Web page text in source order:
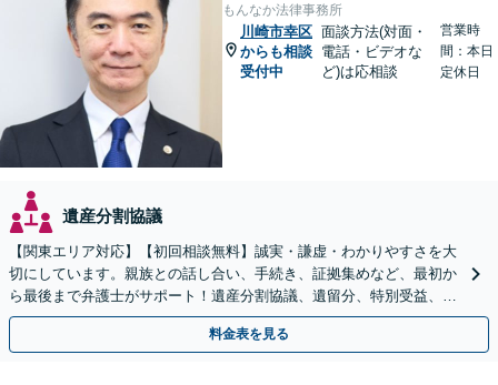
もんなか法律事務所
川崎市幸区
からも相談
受付中
面談方法(対面・
電話・ビデオな
ど)は応相談
営業時
間：本日
定休日
遺産分割協議
【関東エリア対応】【初回相談無料】誠実・謙虚・わかりやすさを大
切にしています。親族との話し合い、手続き、証拠集めなど、最初か
ら最後まで弁護士がサポート！遺産分割協議、遺留分、特別受益、使
い込み、相続放棄など、お任せ【弁護士歴15年以上】
料金表を見る